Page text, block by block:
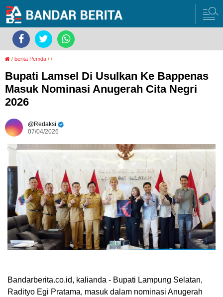
/ berita Pemda / /
Bupati Lamsel Di Usulkan Ke Bappenas
Masuk Nominasi Anugerah Cita Negri
2026
Redaksi
07/04/2026
Bandarberita.co.id, kalianda - Bupati Lampung Selatan,
Radityo Egi Pratama, masuk dalam nominasi Anugerah